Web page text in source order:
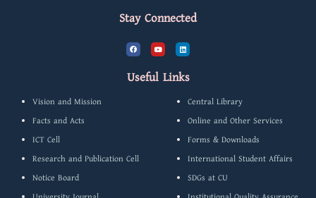
Stay Connected
F
a
c
b
o
Y
o
u
u
b
L
i
n
d
Useful Links
Vision and Mission
Facts and Acts
ICT Cell
Research and Publication Cell
Notice Board
Central Library
Online and Other Services
Forms & Downloads
International Student Affairs
SDGs at CU